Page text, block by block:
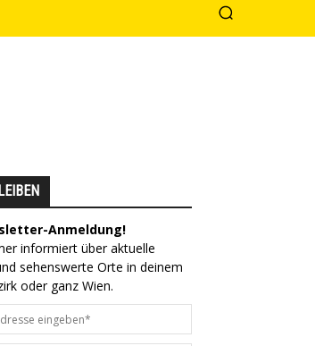
Anmeldung!
informiert über aktuelle
sehenswerte Orte in deinem
oder ganz Wien.